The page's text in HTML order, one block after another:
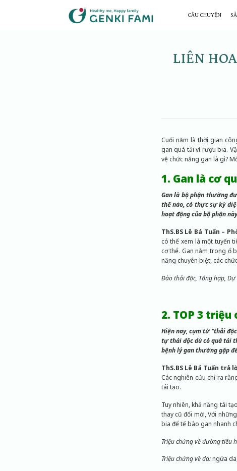
CÂU CHUYỆN
LIÊN
Cuối năm là thời gian
gan quá tải vì rượu bia.
vệ chức năng gan là gì?
1. Gan là cơ
Gan là bộ phận thường
thế nào, có thực sự kỳ
hoạt động của bộ phận
ThS.BS Lê Bá Tuấn –
có thể xem là một tuyến
cơ thể. Gan nằm trong ổ
năng chuyên biệt, các
Đào thải độc, Tổng hợp,
2. TOP 3
Hiện nay, cụm từ “thải
tự thải độc dù có quá tải
bệnh lý gan thường gặp
ThS.BS Lê Bá Tuấn trả
Các nghiên cứu chỉ ra
tái tạo.
Tuy nhiên, khả năng tái
thay cũ đổi mới, Với
bia để tế bào gan nhanh
Triệu chứng về đường tiêu
Triệu chứng về da:ngứa